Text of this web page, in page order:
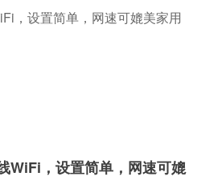
WiFi，设置简单，网速可媲